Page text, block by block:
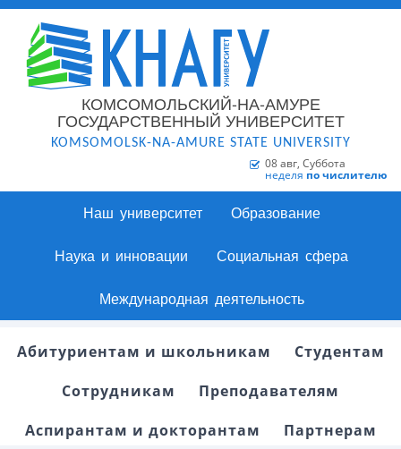
КОМСОМОЛЬСКИЙ-НА-АМУРЕ
ГОСУДАРСТВЕННЫЙ УНИВЕРСИТЕТ
KOMSOMOLSK-NA-AMURE STATE UNIVERSITY
08 авг, Суббота
неделя по числителю
Наш университет Образование
Наука и инновации Социальная сфера
Международная деятельность
Абитуриентам и школьникам
Студентам
Сотрудникам
Преподавателям
Аспирантам и докторантам
Партнерам